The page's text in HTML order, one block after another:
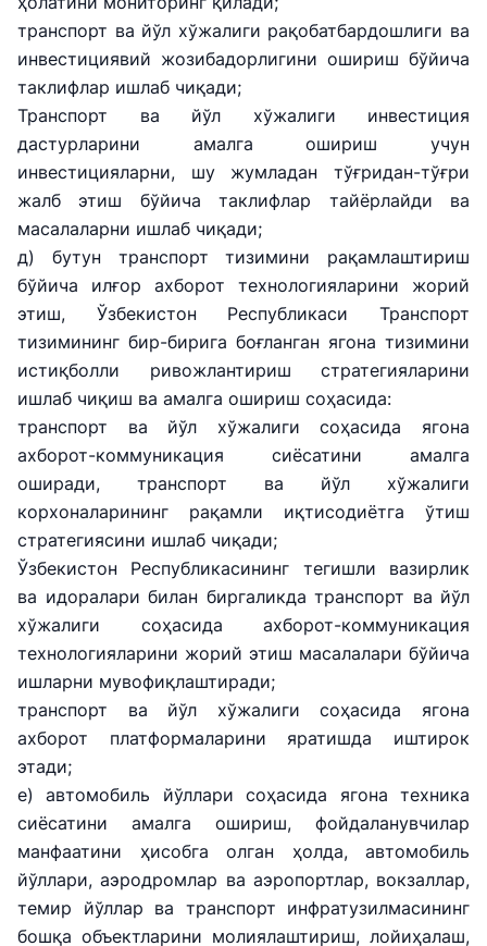
+998 (78) 140-
02-00
+998 (71) 237-
99-98
+998 (55) 501-
47-09
"Тошшаҳартрансхизмат"
АЖ
Ишонч
телефон
рақами
1062
"Ўзавтовокзал
сервис" МЧЖ
Ишонч
телефон
рақами
+998 (71) 207-
87-00
+998 (71) 207-
87-02
Автомобил
йўллари
қўмитаси
рақами
+998 (71) 200-
+998 (71) 207-
67-68
034
транспорт ва йўл хўжалиги рақобатбардошлиги ва
инвестициявий жозибадорлигини ошириш бўйича
таклифлар ишлаб чиқади;
Транспорт ва йўл хўжалиги инвестиция
дастурларини амалга ошириш учун
инвестицияларни, шу жумладан тўғридан-тўғри
жалб этиш бўйича таклифлар тайёрлайди ва
масалаларни ишлаб чиқади;
д) бутун транспорт тизимини рақамлаштириш
бўйича илғор ахборот технологияларини жорий
этиш, Ўзбекистон Республикаси Транспорт
тизимининг бир-бирига боғланган ягона тизимини
истиқболли ривожлантириш стратегияларини
ишлаб чиқиш ва амалга ошириш соҳасида:
транспорт ва йўл хўжалиги соҳасида ягона
ахборот-коммуникация сиёсатини амалга
оширади, транспорт ва йўл хўжалиги
корхоналарининг рақамли иқтисодиётга ўтиш
стратегиясини ишлаб чиқади;
Ўзбекистон Республикасининг тегишли вазирлик
ва идоралари билан биргаликда транспорт ва йўл
хўжалиги соҳасида ахборот-коммуникация
технологияларини жорий этиш масалалари бўйича
ишларни мувофиқлаштиради;
транспорт ва йўл хўжалиги соҳасида ягона
ахборот платформаларини яратишда иштирок
этади;
е) автомобиль йўллари соҳасида ягона техника
сиёсатини амалга ошириш, фойдаланувчилар
манфаатини ҳисобга олган ҳолда, автомобиль
йўллари, аэродромлар ва аэропортлар, вокзаллар,
темир йўллар ва транспорт инфратузилмасининг
бошқа объектларини молиялаштириш, лойиҳалаш,